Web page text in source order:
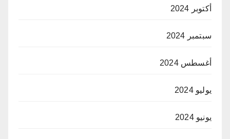
أكتوبر 2024
سبتمبر 2024
أغسطس 2024
يوليو 2024
يونيو 2024